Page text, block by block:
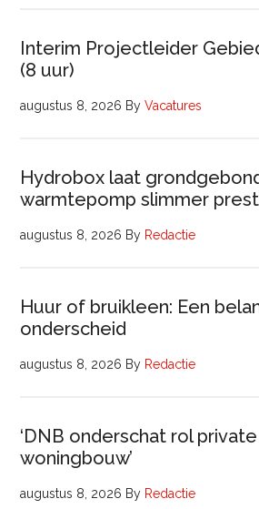
Interim Projectleider
(8 uur)
augustus 8, 2026 ByVacatures
Hydrobox laat
warmtepomp slimmer
augustus 8, 2026 By Redactie
Huur of bruikleen: Een
onderscheid
augustus 8, 2026 By Redactie
‘DNB onderschat rol
woningbouw’
augustus 8, 2026 By Redactie